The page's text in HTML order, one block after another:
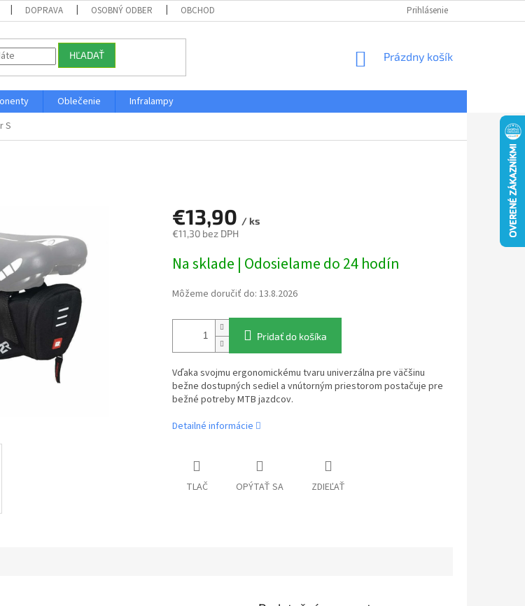
DOPRAVA OSOBNÝ ODBER OBCHODNÉ PODMIENKY OCHRANA OSOBNÝCH ÚDAJOV REKLAMÁCIE
Prihlásenie
HĽADAŤ
NÁKUPNÝ
Prázdny košík
Oblečenie
Infralampy
S
€13,90 / ks
€11,30 bez DPH
cena:
Na sklade | Odosielame do 24 hodín
Môžeme doručiť do: 13.8.2026
Pridať do košíka
Vďaka svojmu ergonomickému tvaru univerzálna pre väčšinu
bežne dostupných sediel a vnútorným priestorom postačuje pre
bežné potreby MTB jazdcov.
Detailné informácie
TLAČ OPÝTAŤ SA ZDIEĽAŤ